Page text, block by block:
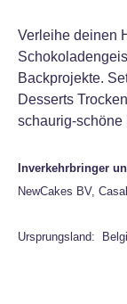
Verleihe deinen
Backprojekte.
Desserts
schaurig-schöne
Inverkehrbringer
NewCakes BV,
Ursprungsland: